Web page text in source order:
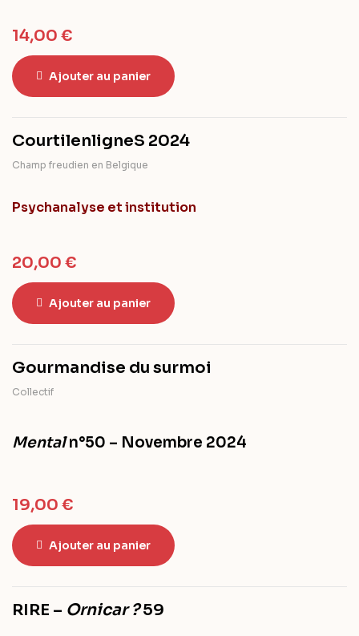
14,00 €
Ajouter au panier
CourtilenligneS 2024
Champ freudien en Belgique
Psychanalyse et institution
20,00 €
Ajouter au panier
Gourmandise du surmoi
Collectif
Mentaln°50 – Novembre 2024
19,00 €
Ajouter au panier
RIRE – Ornicar ?59